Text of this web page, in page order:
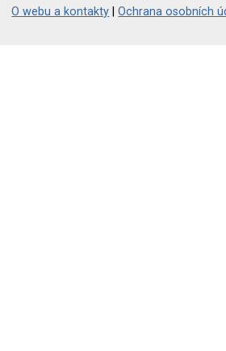
O webu a kontakty |Ochrana osobních